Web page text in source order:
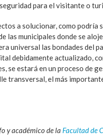
para el visitante o
a solucionar, como podría
las municipales donde se
universal las bondades del
debidamente actualizado,
se estará en un proceso de
transversal, el más
y académico de la Facultad de